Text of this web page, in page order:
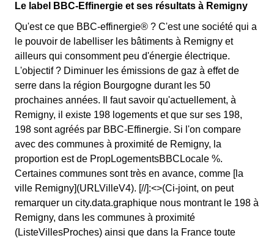
Le label BBC-Effinergie et ses résultats à Remigny
Qu'est ce que BBC-effinergie® ? C'est une société qui a
le pouvoir de labelliser les bâtiments à Remigny et
ailleurs qui consomment peu d'énergie électrique.
L'objectif ? Diminuer les émissions de gaz à effet de
serre dans la région Bourgogne durant les 50
prochaines années. Il faut savoir qu'actuellement, à
Remigny, il existe 198 logements et que sur ses 198,
198 sont agréés par BBC-Effinergie. Si l'on compare
avec des communes à proximité de Remigny, la
proportion est de PropLogementsBBCLocale %.
Certaines communes sont très en avance, comme [la
ville Remigny](URLVilleV4). [//]:<>(Ci-joint, on peut
remarquer un city.data.graphique nous montrant le 198 à
Remigny, dans les communes à proximité
(ListeVillesProches) ainsi que dans la France toute